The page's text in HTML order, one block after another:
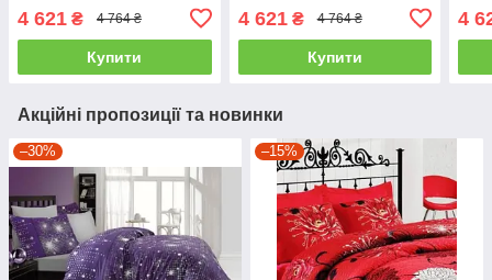
4 621 ₴ 4 764 ₴
Купити
4 621₴ 4 764 ₴
Купити
4
Акційні пропозиції та новинки
–30% –15%